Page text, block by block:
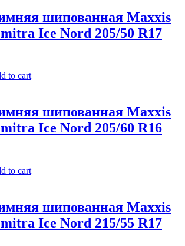
шипованная Maxxis
Ice Nord 205/50 R17
to cart
шипованная Maxxis
Ice Nord 205/60 R16
to cart
шипованная Maxxis
Ice Nord 215/55 R17